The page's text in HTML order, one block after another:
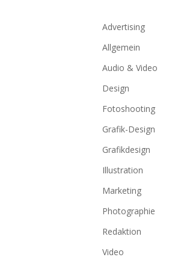
Advertising
Allgemein
Audio & Video
Design
Fotoshooting
Grafik-Design
Grafikdesign
Illustration
Marketing
Photographie
Redaktion
Video